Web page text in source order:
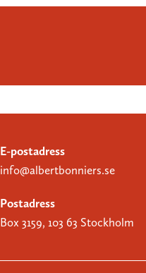
E-postadress
info@albertbonniers.se
Postadress
Box 3159, 103 63 Stockholm